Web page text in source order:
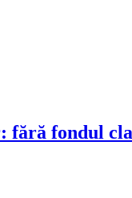
fără fondul